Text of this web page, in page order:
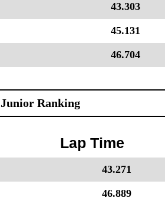
43.303
45.131
46.704
Junior Ranking
Lap Time
43.271
46.889